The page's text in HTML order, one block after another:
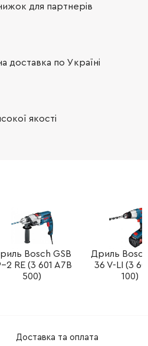
для партнерів
доставка по Україні
якості
Bosch GSB
2 RE (3 601 A7B
500)
Дриль
36 V-LI (3
100)
Доставка та оплата